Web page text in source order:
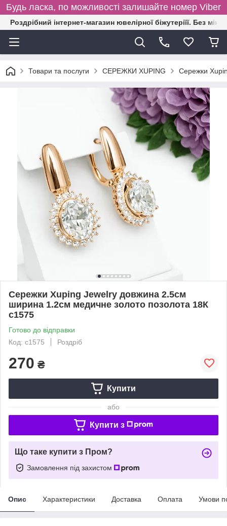
Будь ласка, по можливості залишайте номер Viber
Роздрібний інтернет-магазин ювелірної біжутеріїї. Без
Товари та послуги СЕРЕЖКИ XUPING Сережки
Сережки Xuping Jewelry довжина 2.5см
ширина 1.2см медичне золото позолота 18К
с1575
Готово до відправки
Код: с1575
Роздріб
270 ₴
Купити
або
Купити з
Що таке купити з Пром?
Замовлення під захистом
Опис Характеристики Доставка Оплата Умови